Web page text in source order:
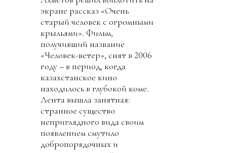
экране рассказ «Очень
старый человек с огромными
крыльями». Фильм,
получивший название
«Человек-ветер», снят в 2006
году – в период, когда
казахстанское кино
находилось в глубокой коме.
Лента вышла занятная:
странное существо
неприглядного вида своим
появлением смутило
добропорядочных и